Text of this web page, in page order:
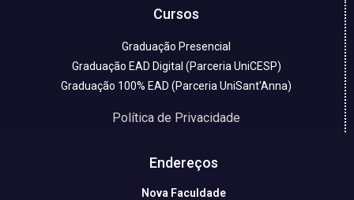
Cursos
Graduação Presencial
Graduação EAD Digital (Parceria UniCESP)
Graduação 100% EAD (Parceria UniSant'Anna)
Política de Privacidade
Endereços
Nova Faculdade